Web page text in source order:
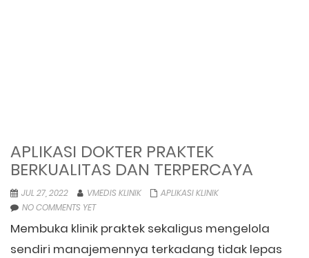
APLIKASI DOKTER PRAKTEK
BERKUALITAS DAN TERPERCAYA
JUL 27, 2022 VMEDIS KLINIK
APLIKASI KLINIK
NO COMMENTS YET
Membuka klinik praktek sekaligus mengelola
sendiri manajemennya terkadang tidak lepas